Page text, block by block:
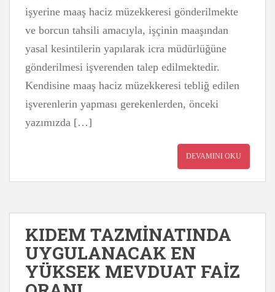
işyerine maaş haciz müzekkeresi gönderilmekte
ve borcun tahsili amacıyla, işçinin maaşından
yasal kesintilerin yapılarak icra müdürlüğüne
gönderilmesi işverenden talep edilmektedir.
Kendisine maaş haciz müzekkeresi tebliğ edilen
işverenlerin yapması gerekenlerden, önceki
yazımızda […]
DEVAMINI OKU
KIDEM TAZMİNATINDA
UYGULANACAK EN
YÜKSEK MEVDUAT FAİZ